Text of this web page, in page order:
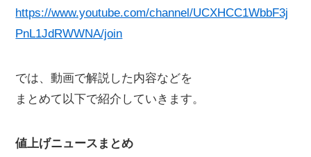
https://www.youtube.com/channel/UCXHCC1WbbF3j
PnL1JdRWWNA/join
では、動画で解説した内容などを
まとめて以下で紹介していきます。
値上げニュースまとめ